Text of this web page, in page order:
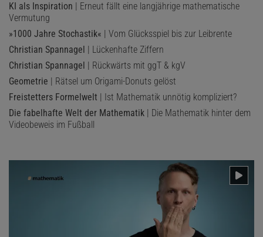
KI als Inspiration | Erneut fällt eine langjährige mathematische
Vermutung
»1000 Jahre Stochastik« | Vom Glücksspiel bis zur Leibrente
Christian Spannagel
| Lückenhafte Ziffern
Christian Spannagel
| Rückwärts mit ggT & kgV
Geometrie | Rätsel um Origami-Donuts gelöst
Freistetters Formelwelt | Ist Mathematik unnötig kompliziert?
Die fabelhafte Welt der Mathematik | Die Mathematik hinter dem
Videobeweis im Fußball